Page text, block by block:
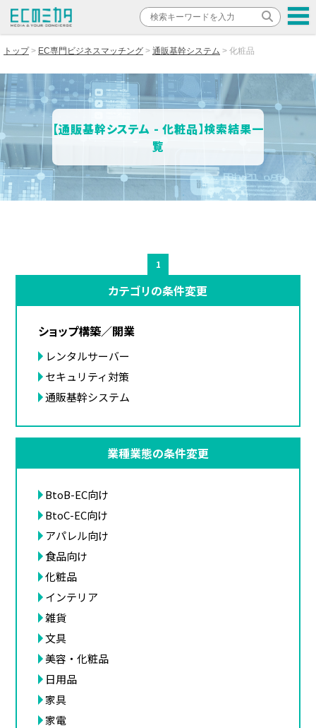
トップ EC専門ビジネスマッチング 通販基幹システム 化粧品
【通販基幹システム - 化粧品】検索結果一
覧
1
カテゴリの条件変更
ショップ構築／開業
レンタルサーバー
セキュリティ対策
通販基幹システム
業種業態の条件変更
BtoB-EC向け
BtoC-EC向け
アパレル向け
食品向け
化粧品
インテリア
雑貨
文具
美容・化粧品
日用品
家具
家電